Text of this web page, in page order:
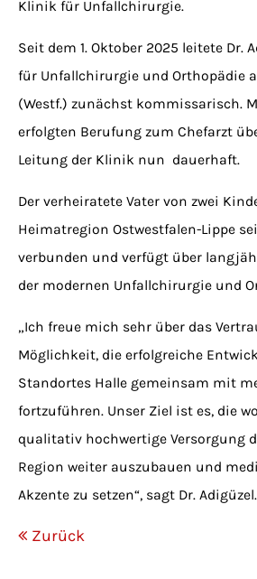
Klinik für Unfallchirurgie.
Seit dem 1. Oktober 2025 leitete Dr.
für Unfallchirurgie und Orthopädie
(Westf.) zunächst kommissarisch.
erfolgten Berufung zum Chefarzt
Leitung der Klinik nun dauerhaft.
Der verheiratete Vater von zwei
Heimatregion Ostwestfalen-Lippe
verbunden und verfügt über
der modernen Unfallchirurgie und
„Ich freue mich sehr über das
Möglichkeit, die erfolgreiche
Standortes Halle gemeinsam mit
fortzuführen. Unser Ziel ist es, die
qualitativ hochwertige Versorgung
Region weiter auszubauen und
Akzente zu setzen“, sagt Dr. Adigüzel.
Zurück